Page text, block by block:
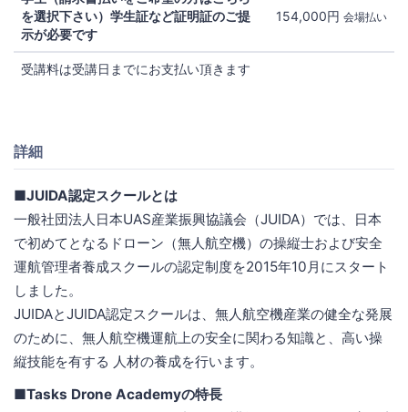
を選択下さい）学生証など証明証のご提
示が必要です
154,000円 会場払い
受講料は受講日までにお支払い頂きます
詳細
■JUIDA認定スクールとは
一般社団法人日本UAS産業振興協議会（JUIDA）では、日本
で初めてとなるドローン（無人航空機）の操縦士および安全
運航管理者養成スクールの認定制度を2015年10月にスタート
しました。
JUIDAとJUIDA認定スクールは、無人航空機産業の健全な発展
のために、無人航空機運航上の安全に関わる知識と、高い操
縦技能を有する 人材の養成を行います。
■Tasks Drone Academyの特長